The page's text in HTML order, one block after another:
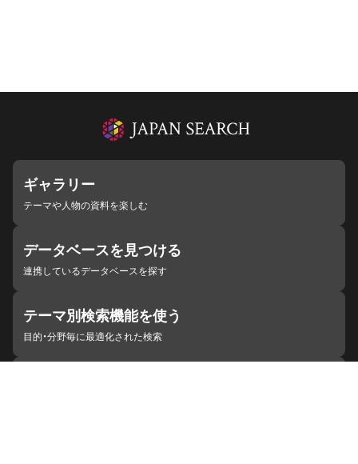
ギャラリー
テーマや人物の資料を楽しむ
データベースを見つける
連携しているデータベースを探す
テーマ別検索機能を使う
目的・分野毎に最適化された検索